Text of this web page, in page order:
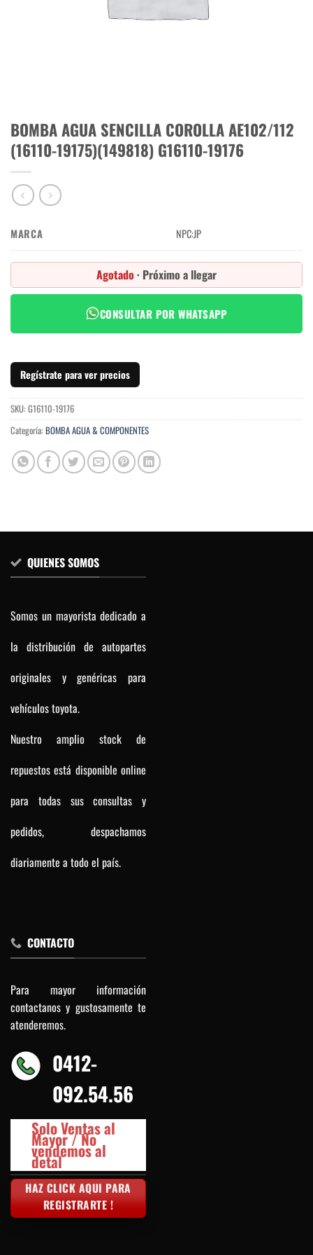
BOMBA AGUA SENCILLA COROLLA AE102/112
(16110-19175)(149818) G16110-19176
MARCA NPC:JP
Agotado · Próximo a llegar
CONSULTAR POR WHATSAPP
Regístrate para ver precios
SKU: G16110-19176
Categoría: BOMBA AGUA & COMPONENTES
QUIENES SOMOS
Somos un mayorista dedicado a
la distribución de autopartes
originales y genéricas para
vehículos toyota.
Nuestro amplio stock de
repuestos está disponible online
para todas sus consultas y
pedidos, despachamos
diariamente a todo el país.
CONTACTO
Para mayor información
contactanos y gustosamente te
atenderemos.
0412-
092.54.56
Solo Ventas al
Mayor / No
vendemos al
detal
HAZ CLICK AQUI PARA
REGISTRARTE !